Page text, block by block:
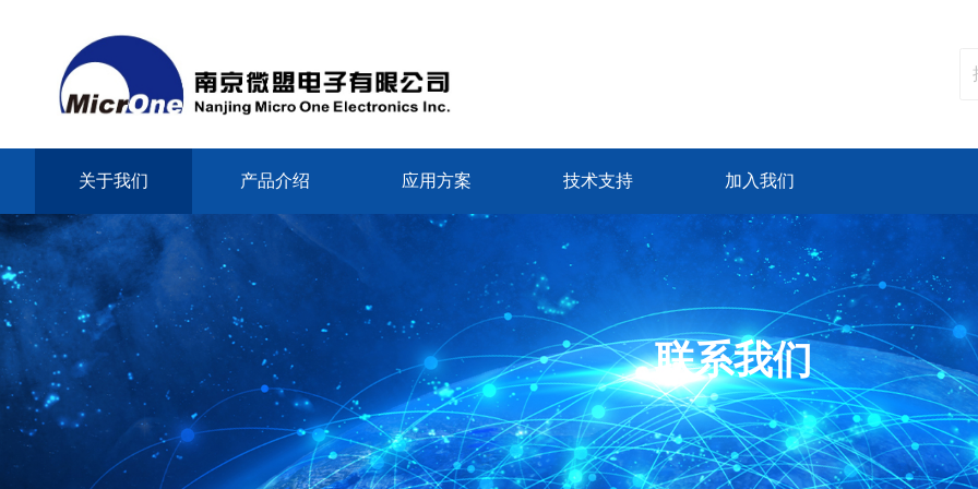
关于我们 产品介绍 应用方案 技术支持 加入我们
联系我们